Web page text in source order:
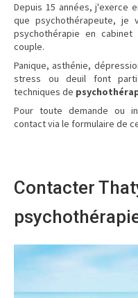
Depuis 15 années, j'exerce
que psychothérapeute, je
psychothérapie en
couple.
Panique, asthénie,
stress ou deuil font
techniques de
Pour toute demande ou
contact via le formulaire de
Contacter